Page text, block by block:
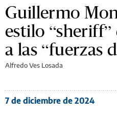
Guillermo
estilo
a las “fuerzas
Alfredo Ves Losada
7 de diciembre de 2024